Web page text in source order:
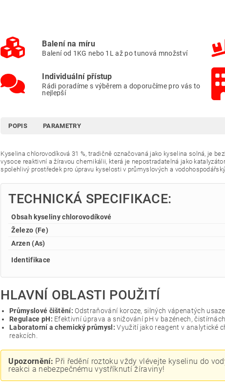
Balení na míru
Balení od 1KG nebo 1L až po tunová množství
Individuální přístup
Rádi poradíme s výběrem a doporučíme pro vás to
nejlepší
POPIS PARAMETRY
Kyselina chlorovodíková 31 %, tradičně označovaná jako kyselina solná, je
vysoce reaktivní a žíravou chemikálii, která je nepostradatelná jako
spolehlivý prostředek pro úpravu kyselosti v průmyslových a
TECHNICKÁ SPECIFIKACE:
Obsah kyseliny chlorovodíkové
Železo (Fe)
Arzen (As)
Identifikace
HLAVNÍ OBLASTI POUŽITÍ
Průmyslové čištění: Odstraňování koroze, silných vápenatých
Regulace pH: Efektivní úprava a snižování pH v bazénech,
Laboratorní a chemický průmysl: Využití jako reagent v analytické
reakcích.
Upozornění: Při ředění roztoku vždy vlévejte kyselinu do
reakci a nebezpečnému vystříknutí žíraviny!